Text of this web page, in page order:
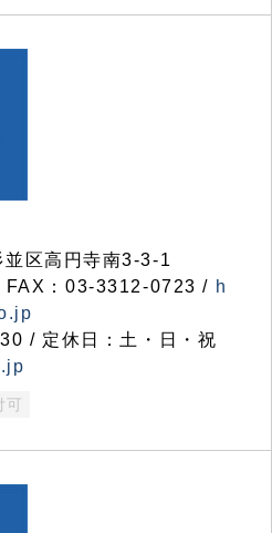
区高円寺南3-3-1
：03-3312-0723 / h
/ 定休日：土・日・祝
可